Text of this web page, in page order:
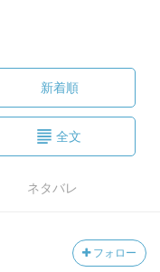
新着順
全文
ネタバレ
フォロー